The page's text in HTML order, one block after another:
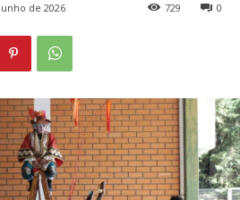
de 2026 0
729